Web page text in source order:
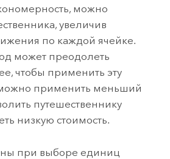
можно
увеличив
по каждой ячейке.
может преодолеть
чтобы применить эту
применить меньший
путешественнику
низкую стоимость.
при выборе единиц